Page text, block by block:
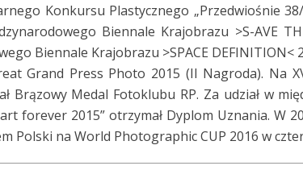
Konkursu Plastycznego „Przedwiośnie
Biennale Krajobrazu >S-AVE
Biennale Krajobrazu >SPACE DEFINITION<
Grand Press Photo 2015 (II Nagroda). Na
Brązowy Medal Fotoklubu RP. Za udział w
forever 2015” otrzymał Dyplom Uznania. W
Polski na World Photographic CUP 2016 w